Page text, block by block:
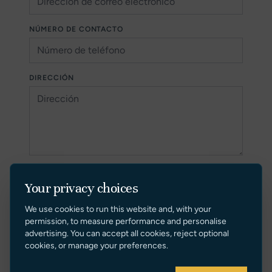
NÚMERO DE CONTACTO
DIRECCIÓN
Tenga en cuenta que cualquier valoración
proporcionada por Sunseeker London Group es solo una
estimación (aplicando nuestro cuidado y criterio
embarcación, y es totalmente subjetiva en función de
Your privacy choices
We use cookies to run this website and, with your
permission, to measure performance and personalise
advertising. You can accept all cookies, reject optional
cookies, or manage your preferences.